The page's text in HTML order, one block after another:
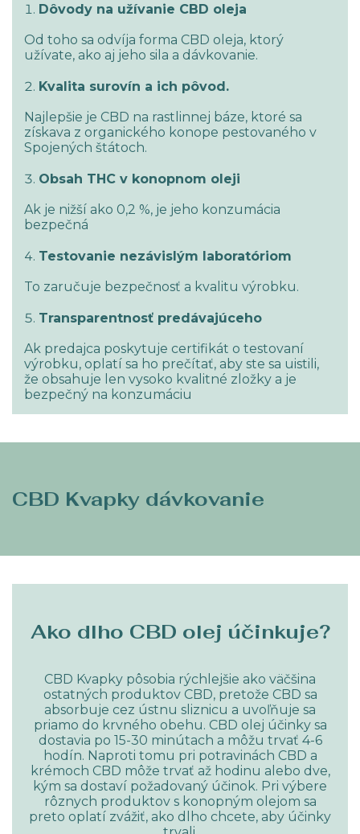
Dôvody na užívanie CBD oleja
Od toho sa odvíja forma CBD oleja, ktorý
užívate, ako aj jeho sila a dávkovanie.
Kvalita surovín a ich pôvod.
Najlepšie je CBD na rastlinnej báze, ktoré sa
získava z organického konope pestovaného v
Spojených štátoch.
Obsah THC v konopnom oleji
Ak je nižší ako 0,2 %, je jeho konzumácia
bezpečná
Testovanie nezávislým laboratóriom
To zaručuje bezpečnosť a kvalitu výrobku.
Transparentnosť predávajúceho
Ak predajca poskytuje certifikát o testovaní
výrobku, oplatí sa ho prečítať, aby ste sa uistili,
že obsahuje len vysoko kvalitné zložky a je
bezpečný na konzumáciu
CBD Kvapky dávkovanie
Ako dlho CBD olej účinkuje?
CBD Kvapky pôsobia rýchlejšie ako väčšina
ostatných produktov CBD, pretože CBD sa
absorbuje cez ústnu sliznicu a uvoľňuje sa
priamo do krvného obehu. CBD olej účinky sa
dostavia po 15-30 minútach a môžu trvať 4-6
hodín. Naproti tomu pri potravinách CBD a
krémoch CBD môže trvať až hodinu alebo dve,
kým sa dostaví požadovaný účinok. Pri výbere
rôznych produktov s konopným olejom sa
preto oplatí zvážiť, ako dlho chcete, aby účinky